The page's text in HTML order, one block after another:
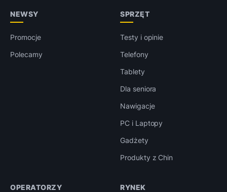
NEWSY
Promocje
Polecamy
SPRZĘT
Testy i opinie
Telefony
Tablety
Dla seniora
Nawigacje
PC i Laptopy
Gadżety
Produkty z Chin
OPERATORZY RYNEK